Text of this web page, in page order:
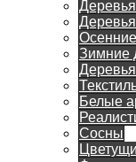
Зимние
Белые
Сосны